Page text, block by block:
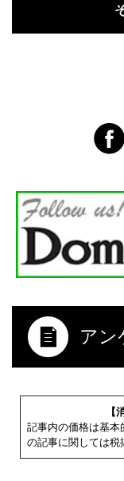
アン
【
記事内の価格は基本
の記事に関しては税